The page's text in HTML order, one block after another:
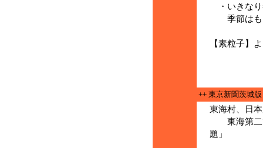
・いきなり
季節はも
【素粒子】
++ 東京新聞茨
東海村、日
東海第二
題」